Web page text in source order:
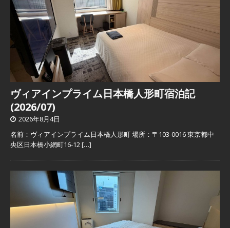
ヴィアインプライム日本橋人形町宿泊記
(2026/07)
2026年8月4日
名前：ヴィアインプライム日本橋人形町 場所：〒103-0016 東京都中
央区日本橋小網町16-12[…]